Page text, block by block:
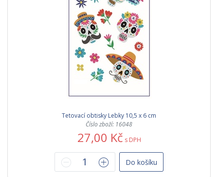
Tetovací obtisky Lebky 10,5 x 6 cm
Číslo zboží: 16048
27,00 Kč s DPH
Do košíku